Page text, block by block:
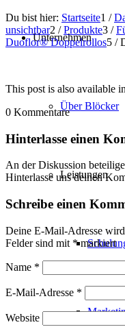
Unternehmen
Über Blöcker
Leistungen
Du bist hier: Startseite1 /
unsichtbar2 / Produkte3 /
Duoflor® Doppelrollos5 /
This post is also available
0 Kommentare
Hinterlasse einen
An der Diskussion
Hinterlasse uns deinen
Schreibe einen
Deine E-Mail-Adresse
Felder sind mit *markiert
Name *
E-Mail-Adresse *
Website